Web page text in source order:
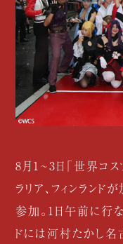
8月1~3日「世界コス
ラリア、フィンラン
参加。1日午前に行
ドには河村たかし名